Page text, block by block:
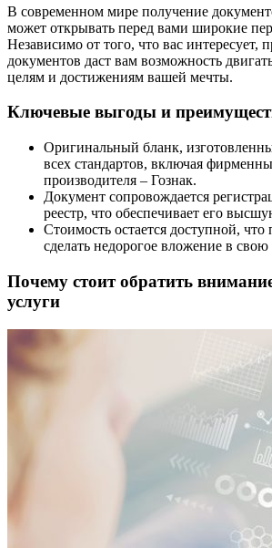
В современном мире получение
может открывать перед вами широкие
Независимо от того, что вас интересует,
документов даст вам возможность
целям и достижениям вашей мечты.
Ключевые выгоды и
Оригинальный бланк,
всех стандартов, включая
производителя – Гознак.
Документ сопровождается
реестр, что обеспечивает его
Стоимость остается доступной, что
сделать недорогое вложение в свою
Почему стоит обратить
услуги